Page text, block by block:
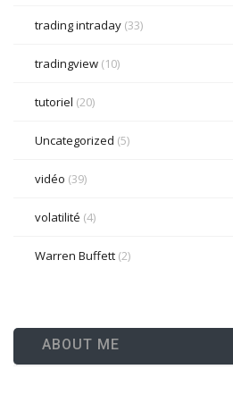
trading intraday (33)
tradingview (10)
tutoriel (20)
Uncategorized (5)
vidéo (39)
volatilité (4)
Warren Buffett (2)
ABOUT ME